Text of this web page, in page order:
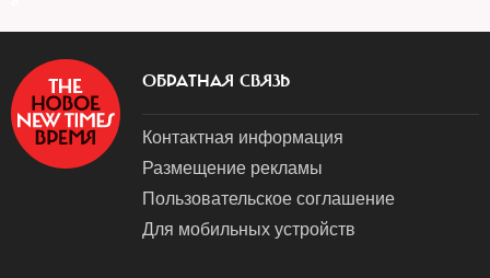
ОБРАТНАЯ СВЯЗЬ
Контактная информация
Размещение рекламы
Пользовательское соглашение
Для мобильных устройств